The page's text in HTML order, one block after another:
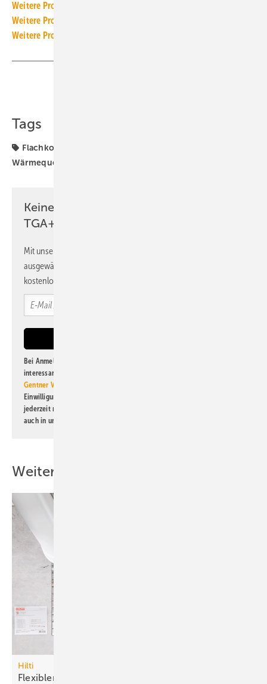
Weitere Produkt-Meldungen zum Thema Wärmeerzeugung
Weitere Produkt-Meldungen zum Thema Wärmepumpe
Weitere Produkt-Meldungen zum Thema Solartechnik
Tags
Flachkollektor
Wärmequelle
Keine Zeit? Kein Problem mit dem
TGA+E Newsletter!
Mit unserem Newsletter erhalten Sie regelmäßig von uns
ausgewählte Informationen und Neuigkeiten, gebündelt und
kostenlos direkt ins Postfach.
Bei Anmeldung zu diesem Newsletter bin ich damit einverstanden, über
interessante Verlags- und Online-Angebote
Gentner Verlag GmbH & Co. KG
Einwilligung kann ich jederzeit widerrufen und eine Abmeldung ist
jederzeit möglich. Informationen zum Umgang mit Daten finden Sie
auch in unserer
Weitere Inhalte
Hilti
Flexibler